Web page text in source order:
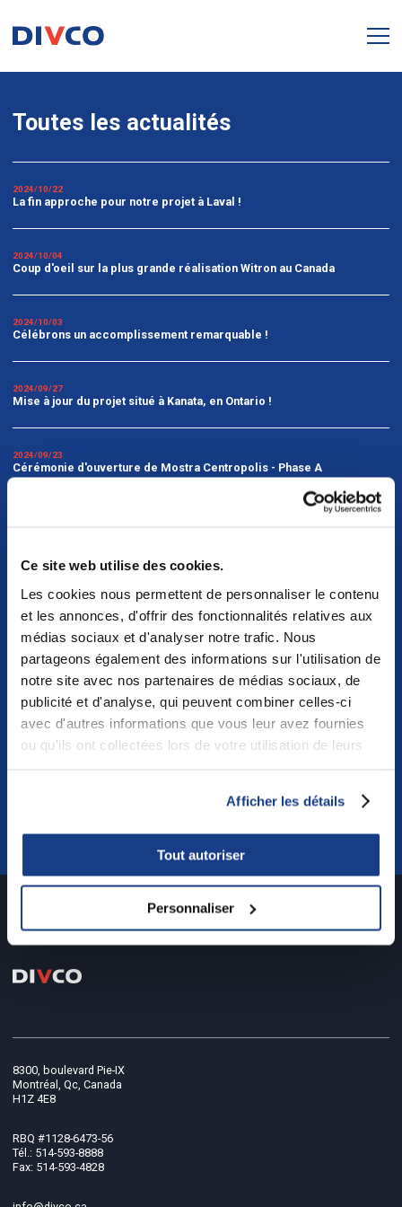
Ce site web utilise des cookies.
Les cookies nous permettent de personnaliser le contenu
et les annonces, d'offrir des fonctionnalités relatives aux
médias sociaux et d'analyser notre trafic. Nous
partageons également des informations sur l'utilisation de
notre site avec nos partenaires de médias sociaux, de
publicité et d'analyse, qui peuvent combiner celles-ci
avec d'autres informations que vous leur avez fournies
ou qu'ils ont collectées lors de votre utilisation de leurs
Afficher les détails
Tout autoriser
Personnaliser
Toutes les actualités
2024/10/22
La fin approche pour notre projet à Laval !
2024/10/04
Coup d'oeil sur la plus grande réalisation Witron au Canada
2024/10/03
Célébrons un accomplissement remarquable !
2024/09/27
Mise à jour du projet situé à Kanata, en Ontario !
2024/09/23
Cérémonie d'ouverture de Mostra Centropolis - Phase A
2024/09/10
Début des Travaux pour le Premier Centre de Stockage Bluebird à
Laval
2024/09/02
Bonne fête du Travail à tous nos employés Divco !
8300, boulevard Pie-IX
Montréal, Qc, Canada
H1Z 4E8
RBQ #1128-6473-56
Tél.: 514-593-8888
Fax: 514-593-4828